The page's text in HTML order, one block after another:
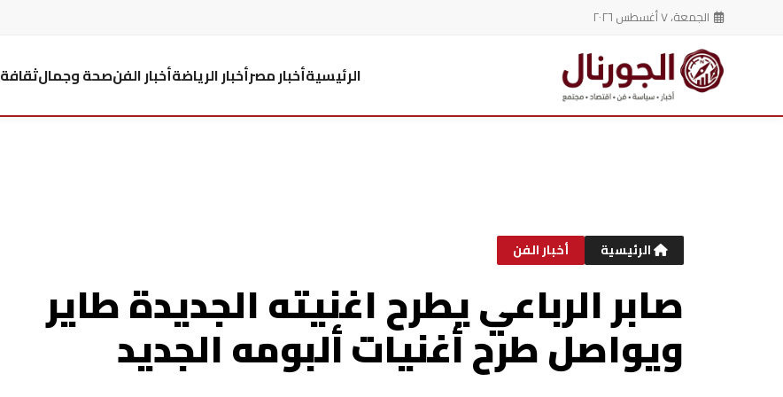
الجمعة، ٧ أغسطس ٢٠٢٦
الرئيسيةأخبار مصرأخبار الرياضةأخبار الفنصحة وجمالثقافة
الرئيسية أخبار الفن
صابر الرباعي يطرح اغنيته الجديدة طاير
ويواصل طرح أغنيات ألبومه الجديد